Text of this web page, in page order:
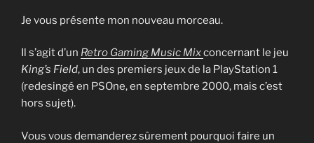
Je vous présente mon nouveau morceau.
Il s’agit d’un Retro Gaming Music Mixconcernant le jeu
King’s Field, un des premiers jeux de la PlayStation 1
(redesingé en PSOne, en septembre 2000, mais c’est
hors sujet).
Vous vous demanderez sûrement pourquoi faire un